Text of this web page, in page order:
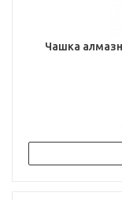
Чашка